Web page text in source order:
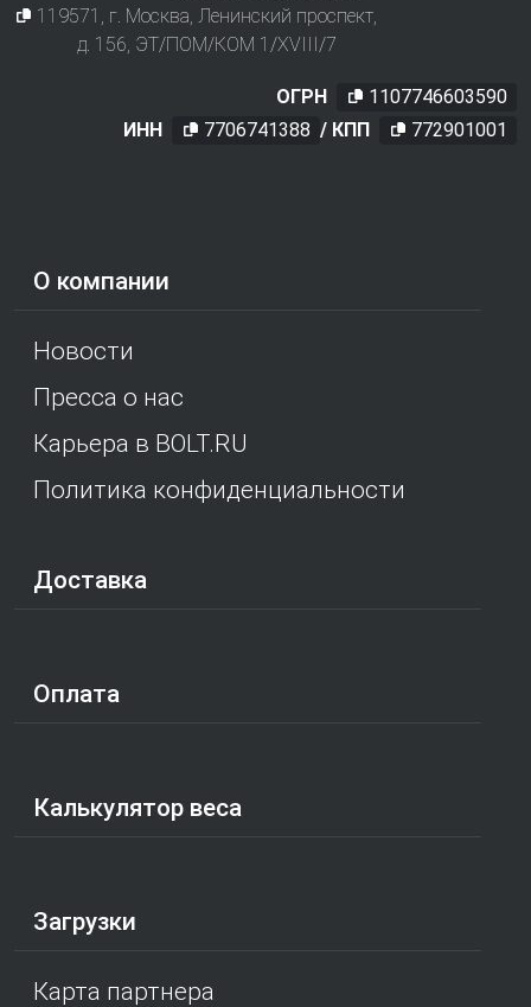
О компании
Новости
Пресса о нас
Карьера в BOLT.RU
Политика конфиденциальности
Доставка
Оплата
Калькулятор веса
Загрузки
Карта партнера
119571 , г. Москва, Ленинский проспект,
д. 156, ЭТ/ПОМ/КОМ 1/XVIII/7
ОГРН
1107746603590
ИНН
7706741388 / КПП 772901001